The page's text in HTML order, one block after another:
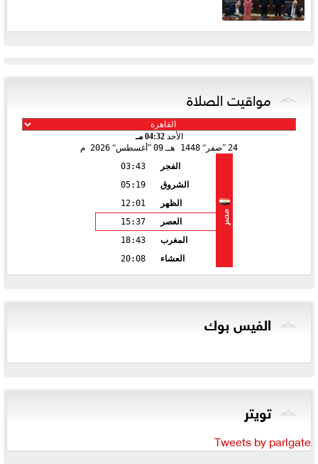
مواقيت الصلاة
الأحد04:32 مـ
24 صفر 1448 هـ 09 أغسطس 2026 م
مصر
الفجر
03:43
الشروق
05:19
الظهر
12:01
العصر
15:37
المغرب
18:43
العشاء
20:08
الفيس بوك
تويتر
Tweets by parlgate